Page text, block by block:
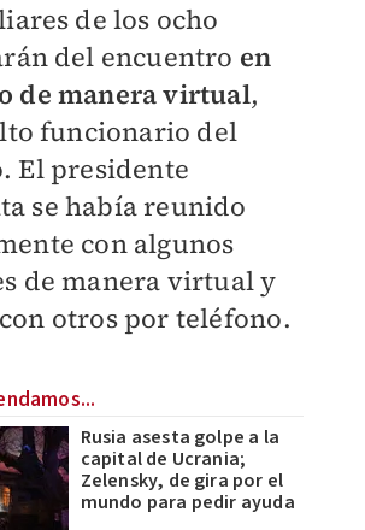
de los ocho
del encuentro en
de manera virtual,
funcionario del
El presidente
se había reunido
con algunos
de manera virtual y
otros por teléfono.
Rusia asesta golpe a la
capital de Ucrania;
Zelensky, de gira por el
mundo para pedir ayuda